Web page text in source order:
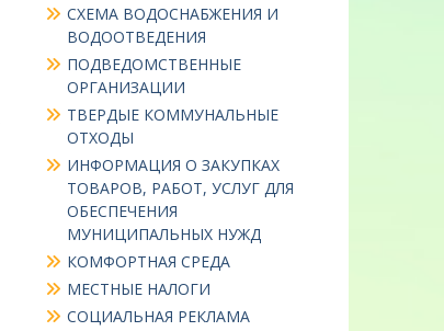
СХЕМА ВОДОСНАБЖЕНИЯ И
ВОДООТВЕДЕНИЯ
ПОДВЕДОМСТВЕННЫЕ
ОРГАНИЗАЦИИ
ТВЕРДЫЕ КОММУНАЛЬНЫЕ
ОТХОДЫ
ИНФОРМАЦИЯ О ЗАКУПКАХ
ТОВАРОВ, РАБОТ, УСЛУГ ДЛЯ
ОБЕСПЕЧЕНИЯ
МУНИЦИПАЛЬНЫХ НУЖД
КОМФОРТНАЯ СРЕДА
МЕСТНЫЕ НАЛОГИ
СОЦИАЛЬНАЯ РЕКЛАМА